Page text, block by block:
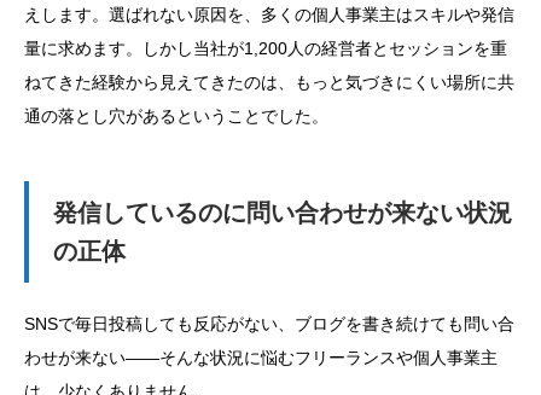
えします。選ばれない原因を、多くの個人事業主はスキルや発信
量に求めます。しかし当社が1,200人の経営者とセッションを重
ねてきた経験から見えてきたのは、もっと気づきにくい場所に共
通の落とし穴があるということでした。
発信しているのに問い合わせが来ない状況
の正体
SNSで毎日投稿しても反応がない、ブログを書き続けても問い合
わせが来ない——そんな状況に悩むフリーランスや個人事業主